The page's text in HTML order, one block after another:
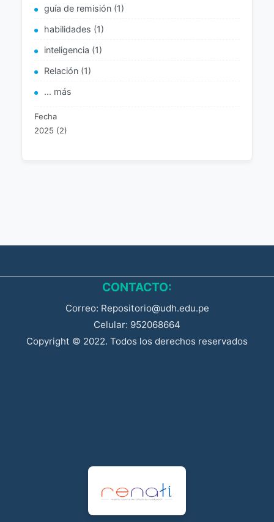
guía de remisión (1)
habilidades (1)
inteligencia (1)
Relación (1)
... más
Fecha
2025 (2)
CONTACTO:
Correo: Repositorio@udh.edu.pe
Celular: 952068664
Copyright © 2022. Todos los derechos reservados